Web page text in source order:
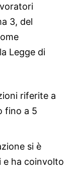
3, del
Legge di
riferite a
fino a 5
si è
e ha coinvolto